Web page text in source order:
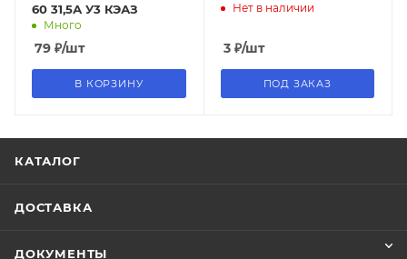
60 31,5А У3 КЭАЗ
Много
79 ₽/шт
В КОРЗИНУ
Нет в наличии
3₽/шт
ПОД ЗАКАЗ
КАТАЛОГ
ДОСТАВКА
ДОКУМЕНТЫ